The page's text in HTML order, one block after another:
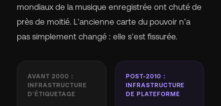
mondiaux de la musique enregistrée ont chuté de
près de moitié. L’ancienne carte du pouvoir n’a
pas simplement changé : elle s’est fissurée.
AVANT 2000 :
INFRASTRUCTURE
D'ÉTIQUETAGE
POST-2010 :
INFRASTRUCTURE
DE PLATEFORME